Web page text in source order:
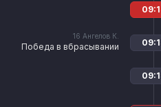
16 Ангелов К.
Победа в вбрасывании